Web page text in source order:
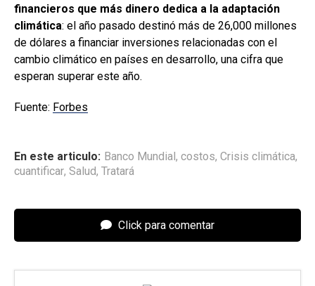
financieros que más dinero dedica a la adaptación
climática: el año pasado destinó más de 26,000 millones
de dólares a financiar inversiones relacionadas con el
cambio climático en países en desarrollo, una cifra que
esperan superar este año.
Fuente: Forbes
En este articulo: Banco Mundial , costos, Crisis climática,
cuantificar, Salud, Tratará
Click para comentar